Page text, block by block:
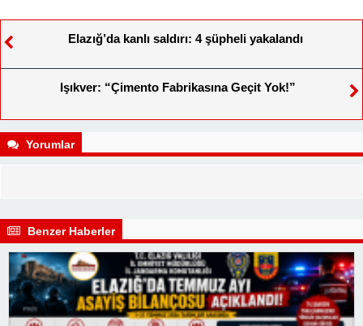
Elazığ’da kanlı saldırı: 4 şüpheli yakalandı
Işıkver: “Çimento Fabrikasına Geçit Yok!”
Yorumlar
Benzer Haberler